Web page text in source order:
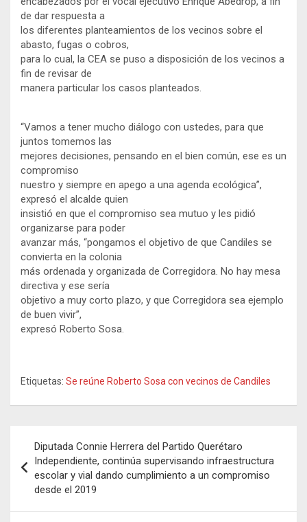
de dar respuesta a
los diferentes planteamientos de los vecinos sobre el
abasto, fugas o cobros,
para lo cual, la CEA se puso a disposición de los vecinos a
fin de revisar de
manera particular los casos planteados.
“Vamos a tener mucho diálogo con ustedes, para que
juntos tomemos las
mejores decisiones, pensando en el bien común, ese es un
compromiso
nuestro y siempre en apego a una agenda ecológica”,
expresó el alcalde quien
insistió en que el compromiso sea mutuo y les pidió
organizarse para poder
avanzar más, “pongamos el objetivo de que Candiles se
convierta en la colonia
más ordenada y organizada de Corregidora. No hay mesa
directiva y ese sería
objetivo a muy corto plazo, y que Corregidora sea ejemplo
de buen vivir”,
expresó Roberto Sosa.
Etiquetas: Se reúne Roberto Sosa con vecinos de Candiles
de
entradas
Diputada Connie Herrera del Partido Querétaro
Independiente, continúa supervisando infraestructura
escolar y vial dando cumplimiento a un compromiso
desde el 2019